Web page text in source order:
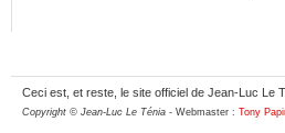
Ceci est, et reste, le site officiel de Jean-Luc Le
Copyright © Jean-Luc Le Ténia - Webmaster : Tony